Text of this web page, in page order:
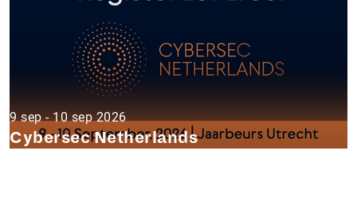
9 sep - 10 sep 2026
Cybersec Netherlands